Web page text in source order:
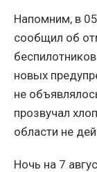
Напомним, в
сообщил об
новых
не
прозвучал
области не
Ночь на 7